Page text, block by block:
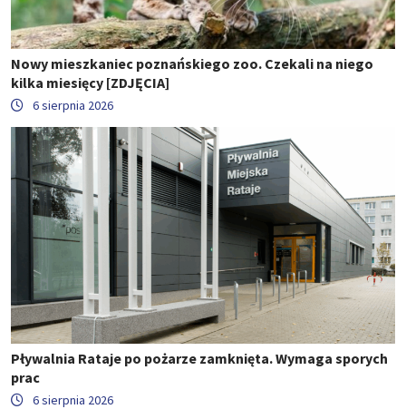
Nowy mieszkaniec poznańskiego zoo. Czekali na niego
kilka miesięcy [ZDJĘCIA]
6 sierpnia 2026
Pływalnia Rataje po pożarze zamknięta. Wymaga sporych
prac
6 sierpnia 2026